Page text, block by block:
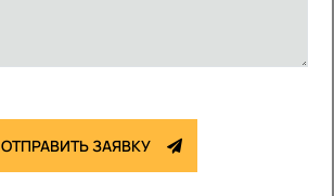
ОТПРАВИТЬ ЗАЯВКУ